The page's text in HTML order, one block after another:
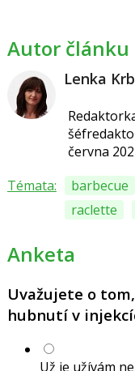
Autor článku
Lenka
června
Témata:
barbecue
raclette
Anketa
Uvažujete o
hubnutí v
Už je užívám